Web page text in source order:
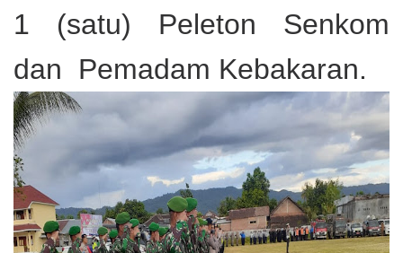
1 (satu) Peleton Senkom
dan Pemadam Kebakaran.